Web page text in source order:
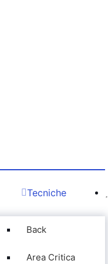
Tecniche
Back
Area Critica